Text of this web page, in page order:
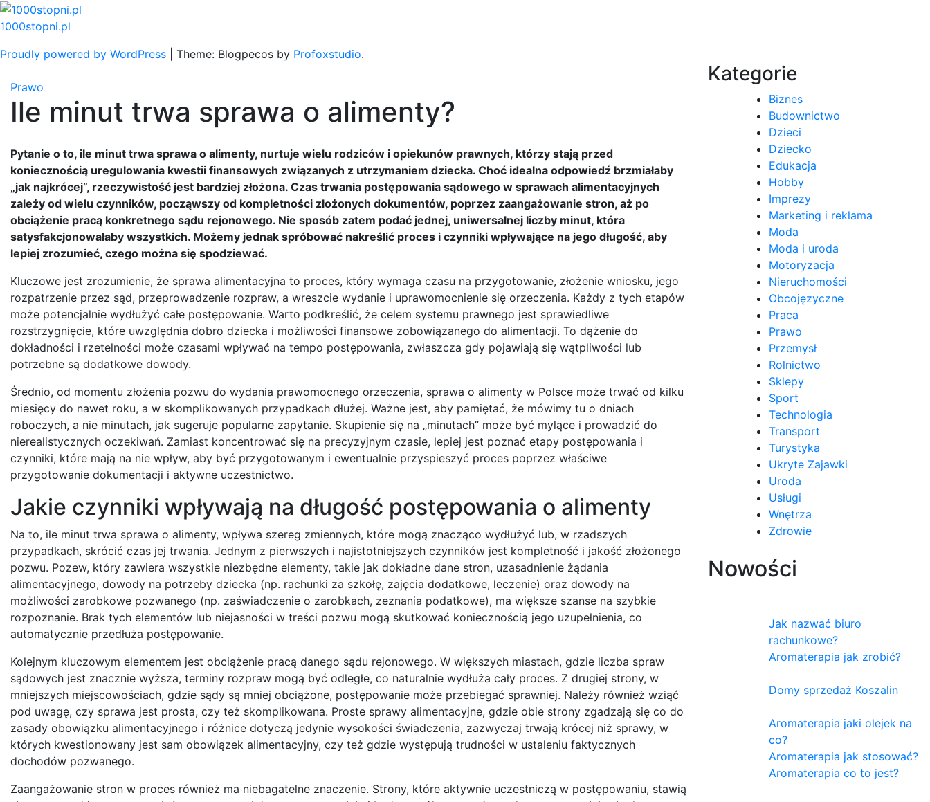
Skip
to
1000stopni.pl
Proudly powered by WordPress
Theme: Blogpecos by Profoxstudio.
Prawo
Ile minut trwa sprawa o alimenty?
Pytanie o to, ile minut trwa sprawa o alimenty, nurtuje wielu rodziców i opiekunów prawnych, którzy stają przed
koniecznością uregulowania kwestii finansowych związanych z utrzymaniem dziecka. Choć idealna odpowiedź brzmiałaby
„jak najkrócej”, rzeczywistość jest bardziej złożona. Czas trwania postępowania sądowego w sprawach alimentacyjnych
zależy od wielu czynników, począwszy od kompletności złożonych dokumentów, poprzez zaangażowanie stron, aż po
obciążenie pracą konkretnego sądu rejonowego. Nie sposób zatem podać jednej, uniwersalnej liczby minut, która
satysfakcjonowałaby wszystkich. Możemy jednak spróbować nakreślić proces i czynniki wpływające na jego długość, aby
lepiej zrozumieć, czego można się spodziewać.
Kluczowe jest zrozumienie, że sprawa alimentacyjna to proces, który wymaga czasu na przygotowanie, złożenie wniosku, jego
rozpatrzenie przez sąd, przeprowadzenie rozpraw, a wreszcie wydanie i uprawomocnienie się orzeczenia. Każdy z tych etapów
może potencjalnie wydłużyć całe postępowanie. Warto podkreślić, że celem systemu prawnego jest sprawiedliwe
rozstrzygnięcie, które uwzględnia dobro dziecka i możliwości finansowe zobowiązanego do alimentacji. To dążenie do
dokładności i rzetelności może czasami wpływać na tempo postępowania, zwłaszcza gdy pojawiają się wątpliwości lub
potrzebne są dodatkowe dowody.
Średnio, od momentu złożenia pozwu do wydania prawomocnego orzeczenia, sprawa o alimenty w Polsce może trwać od kilku
miesięcy do nawet roku, a w skomplikowanych przypadkach dłużej. Ważne jest, aby pamiętać, że mówimy tu o dniach
roboczych, a nie minutach, jak sugeruje popularne zapytanie. Skupienie się na „minutach” może być mylące i prowadzić do
nierealistycznych oczekiwań. Zamiast koncentrować się na precyzyjnym czasie, lepiej jest poznać etapy postępowania i
czynniki, które mają na nie wpływ, aby być przygotowanym i ewentualnie przyspieszyć proces poprzez właściwe
przygotowanie dokumentacji i aktywne uczestnictwo.
Jakie czynniki wpływają na długość postępowania o alimenty
Na to, ile minut trwa sprawa o alimenty, wpływa szereg zmiennych, które mogą znacząco wydłużyć lub, w rzadszych
przypadkach, skrócić czas jej trwania. Jednym z pierwszych i najistotniejszych czynników jest kompletność i jakość złożonego
pozwu. Pozew, który zawiera wszystkie niezbędne elementy, takie jak dokładne dane stron, uzasadnienie żądania
alimentacyjnego, dowody na potrzeby dziecka (np. rachunki za szkołę, zajęcia dodatkowe, leczenie) oraz dowody na
możliwości zarobkowe pozwanego (np. zaświadczenie o zarobkach, zeznania podatkowe), ma większe szanse na szybkie
rozpoznanie. Brak tych elementów lub niejasności w treści pozwu mogą skutkować koniecznością jego uzupełnienia, co
automatycznie przedłuża postępowanie.
Kolejnym kluczowym elementem jest obciążenie pracą danego sądu rejonowego. W większych miastach, gdzie liczba spraw
sądowych jest znacznie wyższa, terminy rozpraw mogą być odległe, co naturalnie wydłuża cały proces. Z drugiej strony, w
mniejszych miejscowościach, gdzie sądy są mniej obciążone, postępowanie może przebiegać sprawniej. Należy również wziąć
pod uwagę, czy sprawa jest prosta, czy też skomplikowana. Proste sprawy alimentacyjne, gdzie obie strony zgadzają się co do
zasady obowiązku alimentacyjnego i różnice dotyczą jedynie wysokości świadczenia, zazwyczaj trwają krócej niż sprawy, w
których kwestionowany jest sam obowiązek alimentacyjny, czy też gdzie występują trudności w ustaleniu faktycznych
dochodów pozwanego.
Zaangażowanie stron w proces również ma niebagatelne znaczenie. Strony, które aktywnie uczestniczą w postępowaniu, stawią
Kategorie
Biznes
Budownictwo
Dzieci
Dziecko
Edukacja
Hobby
Imprezy
Marketing i reklama
Moda
Moda i uroda
Motoryzacja
Nieruchomości
Obcojęzyczne
Praca
Prawo
Przemysł
Rolnictwo
Sklepy
Sport
Technologia
Transport
Turystyka
Ukryte Zajawki
Uroda
Usługi
Wnętrza
Zdrowie
Nowości
Jak nazwać biuro
rachunkowe?
Aromaterapia jak zrobić?
Domy sprzedaż Koszalin
Aromaterapia jaki olejek na
co?
Aromaterapia jak stosować?
Aromaterapia co to jest?